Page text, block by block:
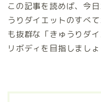
この記事を読めば、今
うりダイエットのすべ
も抜群な「きゅうりダ
リボディを目指しましょ